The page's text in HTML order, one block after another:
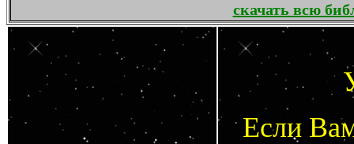
скачать всю
Если